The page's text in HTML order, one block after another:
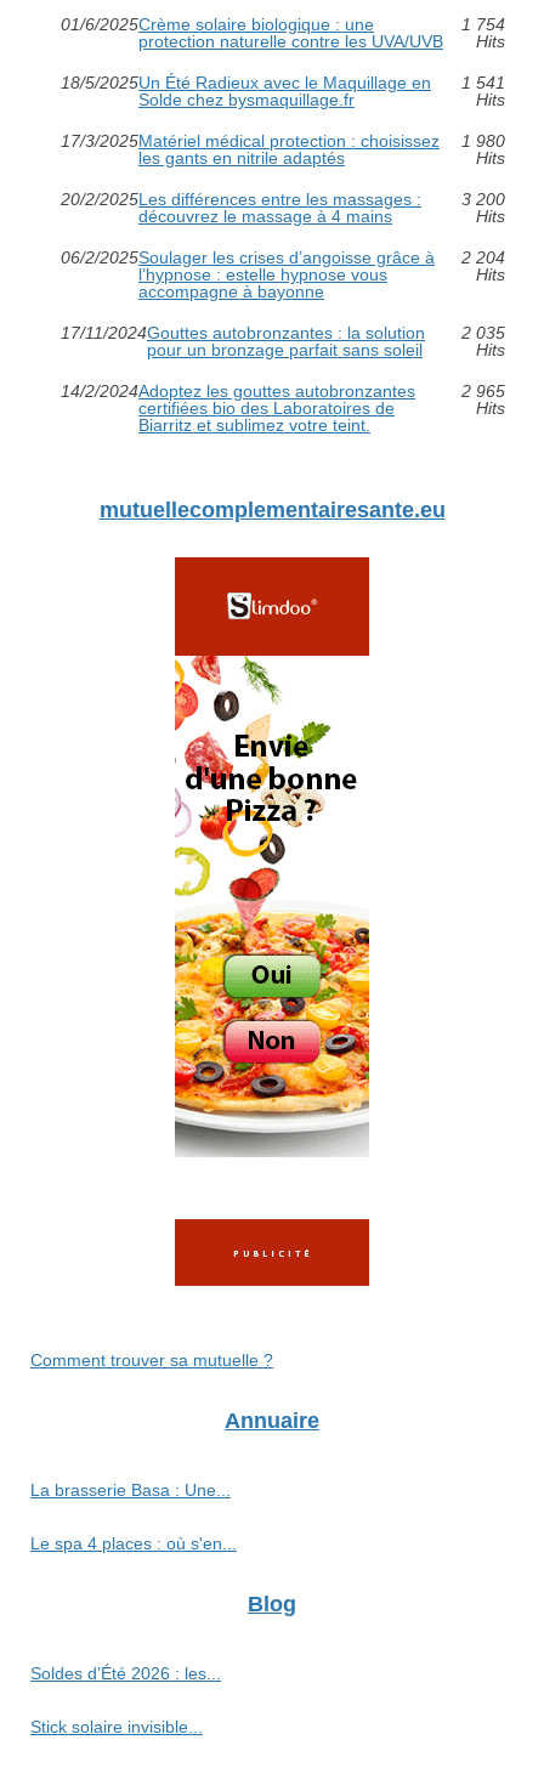
01/6/2025Crème solaire biologique : une
protection naturelle contre les UVA/UVB
1 754
Hits
18/5/2025Un Été Radieux avec le Maquillage en
Solde chez bysmaquillage.fr
1 541
Hits
17/3/2025Matériel médical protection : choisissez
les gants en nitrile adaptés
1 980
Hits
20/2/2025Les différences entre les massages :
découvrez le massage à 4 mains
3 200
Hits
06/2/2025Soulager les crises d’angoisse grâce à
l’hypnose : estelle hypnose vous
accompagne à bayonne
2 204
Hits
17/11/2024Gouttes autobronzantes : la solution
pour un bronzage parfait sans soleil
2 035
Hits
14/2/2024Adoptez les gouttes autobronzantes
certifiées bio des Laboratoires de
Biarritz et sublimez votre teint.
2 965
Hits
mutuellecomplementairesante.eu
Comment trouver sa mutuelle ?
Annuaire
La brasserie Basa : Une...
Le spa 4 places : où s'en...
Blog
Soldes d’Été 2026 : les...
Stick solaire invisible...